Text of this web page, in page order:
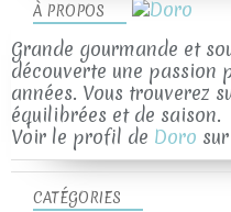
À PROPOS
Grande gourmande et
découverte une passion
années. Vous trouverez
équilibrées et de saison.
Voir le profil de Doro
CATÉGORIES